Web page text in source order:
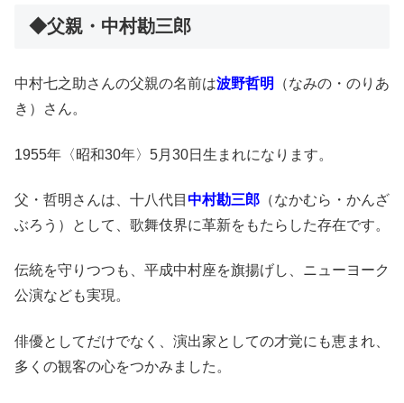
◆父親・中村勘三郎
中村七之助さんの父親の名前は波野哲明
（なみの・のりあ
き）さん。
1955年〈昭和30年〉5月30日生まれになります。
父・哲明さんは、十八代目 中村勘三郎 （なかむら・かんざ
ぶろう）として、歌舞伎界に革新をもたらした存在です。
伝統を守りつつも、平成中村座を旗揚げし、ニューヨーク
公演なども実現。
俳優としてだけでなく、演出家としての才覚にも恵まれ、
多くの観客の心をつかみました。